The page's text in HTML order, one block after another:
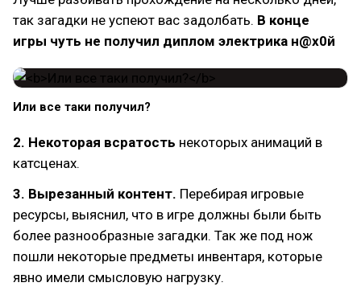
так загадки не успеют вас задолбать. В конце
игры чуть не получил диплом электрика н@х0й
Или все таки получил?
2. Некоторая всратость некоторых анимаций в
катсценах.
3. Вырезанный контент. Перебирая игровые
ресурсы, выяснил, что в игре должны были быть
более разнообразные загадки. Так же под нож
пошли некоторые предметы инвентаря, которые
явно имели смысловую нагрузку.